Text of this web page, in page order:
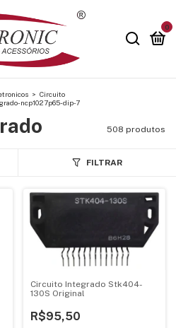
0
> Circuito
ncp1027p65-dip-7
508 produtos
FILTRAR
Circuito Integrado Stk404-
130S Original
R$95,50